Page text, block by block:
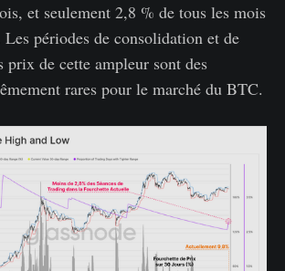
et seulement 2,8 % de tous les mois
Les périodes de consolidation et de
prix de cette ampleur sont des
rares pour le marché du BTC.